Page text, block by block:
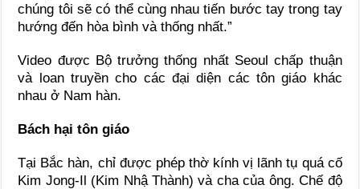
chúng tôi sẽ có thể cùng nhau tiến bước tay trong tay
hướng đến hòa bình và thống nhất.”
Video được Bộ trưởng thống nhất Seoul chấp thuận
và loan truyền cho các đại diện các tôn giáo khác
nhau ở Nam hàn.
Bách hại tôn giáo
Tại Bắc hàn, chỉ được phép thờ kính vị lãnh tụ quá cố
Kim Jong-Il (Kim Nhậ Thành) và cha của ông. Chế độ